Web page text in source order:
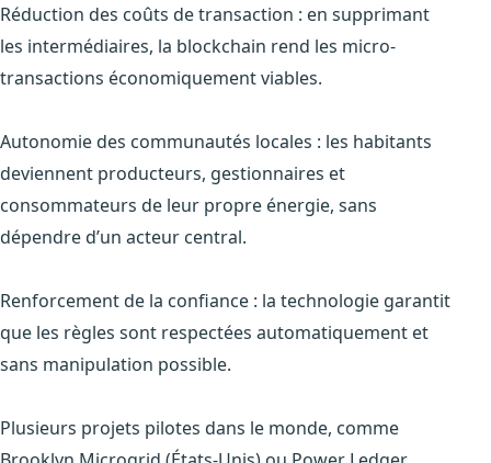
Réduction des coûts de transaction : en supprimant
les intermédiaires, la blockchain rend les micro-
transactions économiquement viables.
Autonomie des communautés locales : les habitants
deviennent producteurs, gestionnaires et
consommateurs de leur propre énergie, sans
dépendre d’un acteur central.
Renforcement de la confiance : la technologie garantit
que les règles sont respectées automatiquement et
sans manipulation possible.
Plusieurs projets pilotes dans le monde, comme